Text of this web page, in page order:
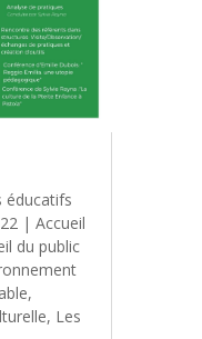
éducatifs
| Accueil
du public
,
, Les